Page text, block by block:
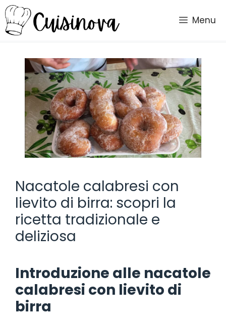
Vai
al
contenuto
Menu
Nacatole calabresi con
lievito di birra: scopri la
ricetta tradizionale e
deliziosa
Introduzione alle nacatole
calabresi con lievito di
birra